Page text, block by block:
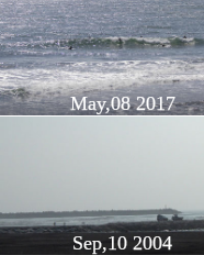
May,08 2017
Sep,10 2004